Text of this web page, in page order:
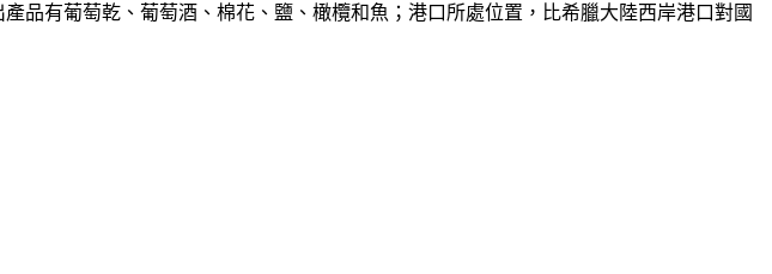
品有葡萄乾、葡萄酒、棉花、鹽、橄欖和魚；港口所處位置，比希臘大陸西岸港口對國